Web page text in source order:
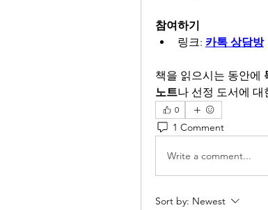
참여하기
링크: 카톡 상담방
책을 읽으시는 동안에
노트나 선정 도서에 대
0
1 Comment
Write a comment...
Sort by: Newest